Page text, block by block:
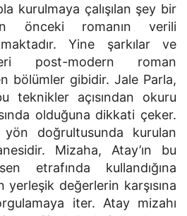
kurulmaya çalışılan şey bir
önceki romanın verili
Yine şarkılar ve
post-modern roman
bölümler gibidir. Jale Parla,
teknikler açısından okuru
olduğuna dikkati çeker.
doğrultusunda kurulan
Mizaha, Atay’ın bu
etrafında kullandığına
yerleşik değerlerin karşısına
iter. Atay mizahı